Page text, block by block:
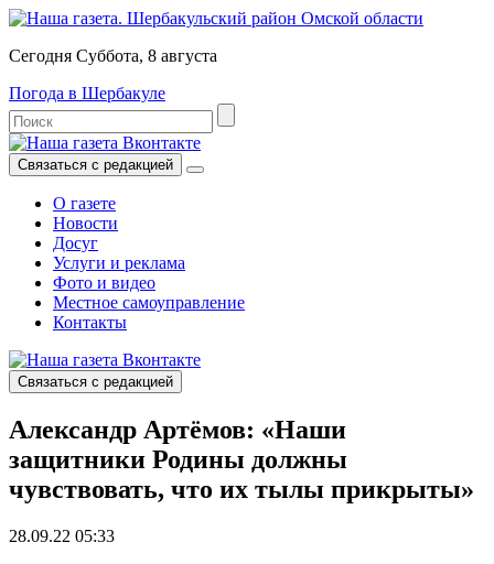
Сегодня Суббота, 8 августа
Погода в Шербакуле
Связаться с редакцией
О газете
Новости
Досуг
Услуги и реклама
Фото и видео
Местное самоуправление
Контакты
Связаться с редакцией
Александр Артёмов: «Наши
защитники Родины должны
чувствовать, что их тылы прикрыты»
28.09.22 05:33